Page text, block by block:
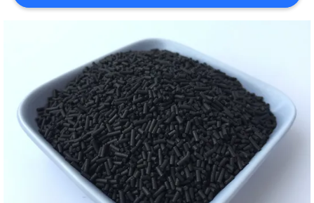
ΣΤΟ
ΠΟΙΟΤΙΚΌΣ
ΈΛΕΓΧΟΣ
ΕΠΙΚΟΙΝΩΝΉΣΤΕ